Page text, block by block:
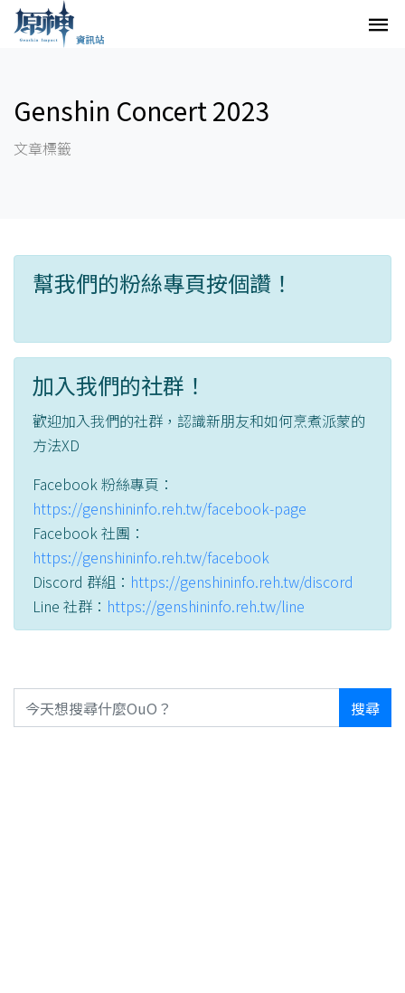
Genshin Concert 2023
文章標籤
幫我們的粉絲專頁按個讚！
加入我們的社群！
歡迎加入我們的社群，認識新朋友和如何烹煮派蒙的
方法XD
Facebook 粉絲專頁：
https://genshininfo.reh.tw/facebook-page
Facebook 社團：
https://genshininfo.reh.tw/facebook
Discord 群組： https://genshininfo.reh.tw/discord
Line 社群： https://genshininfo.reh.tw/line
搜尋